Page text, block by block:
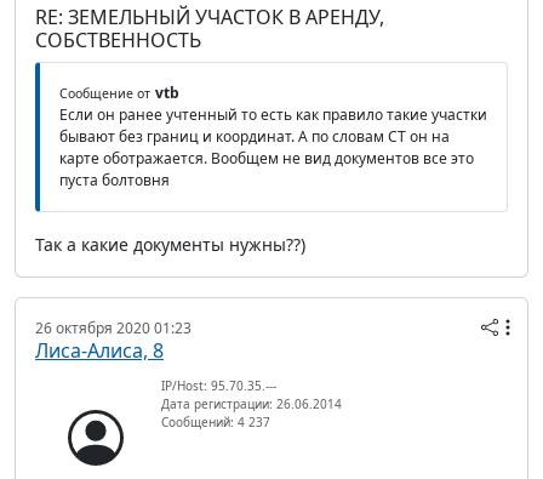
RE: ЗЕМЕЛЬНЫЙ УЧАСТОК В АРЕНДУ,
СОБСТВЕННОСТЬ
Сообщение от vtb
Если он ранее учтенный то есть как правило такие участки
бывают без границ и координат. А по словам СТ он на
карте оботражается. Вообщем не вид документов все это
пуста болтовня
Так а какие документы нужны??)
26 октября 2020 01:23
Лиса-Алиса, 8
IP/Host: 95.70.35.---
Дата регистрации: 26.06.2014
Сообщений: 4 237